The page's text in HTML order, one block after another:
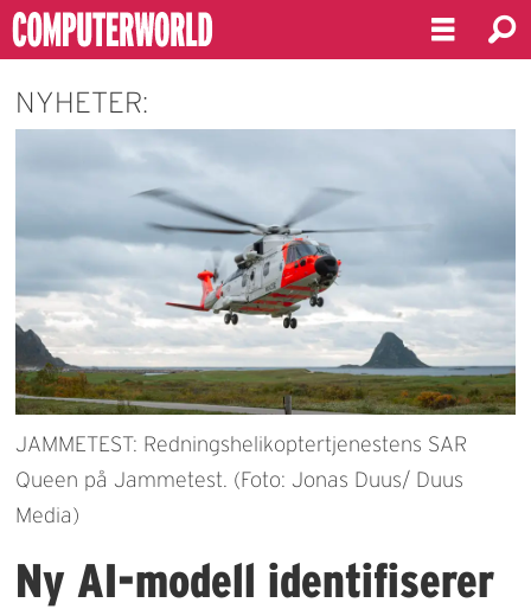
NYHETER:
JAMMETEST: Redningshelikoptertjenestens SAR
Queen på Jammetest. (Foto: Jonas Duus/ Duus
Media)
Ny AI-modell identifiserer